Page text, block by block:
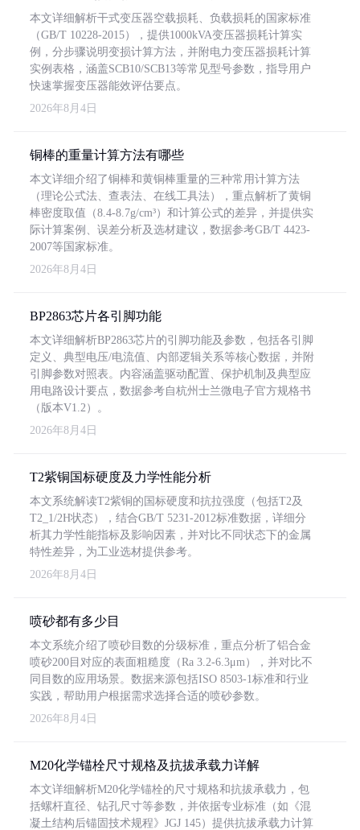
本文详细解析干式变压器空载损耗、负载损耗的国家标准
（GB/T 10228-2015），提供1000kVA变压器损耗计算实
例，分步骤说明变损计算方法，并附电力变压器损耗计算
实例表格，涵盖SCB10/SCB13等常见型号参数，指导用户
快速掌握变压器能效评估要点。
2026年8月4日
铜棒的重量计算方法有哪些
本文详细介绍了铜棒和黄铜棒重量的三种常用计算方法
（理论公式法、查表法、在线工具法），重点解析了黄铜
棒密度取值（8.4-8.7g/cm³）和计算公式的差异，并提供实
际计算案例、误差分析及选材建议，数据参考GB/T 4423-
2007等国家标准。
2026年8月4日
BP2863芯片各引脚功能
本文详细解析BP2863芯片的引脚功能及参数，包括各引脚
定义、典型电压/电流值、内部逻辑关系等核心数据，并附
引脚参数对照表。内容涵盖驱动配置、保护机制及典型应
用电路设计要点，数据参考自杭州士兰微电子官方规格书
（版本V1.2）。
2026年8月4日
T2紫铜国标硬度及力学性能分析
本文系统解读T2紫铜的国标硬度和抗拉强度（包括T2及
T2_1/2H状态），结合GB/T 5231-2012标准数据，详细分
析其力学性能指标及影响因素，并对比不同状态下的金属
特性差异，为工业选材提供参考。
2026年8月4日
喷砂都有多少目
本文系统介绍了喷砂目数的分级标准，重点分析了铝合金
喷砂200目对应的表面粗糙度（Ra 3.2-6.3μm），并对比不
同目数的应用场景。数据来源包括ISO 8503-1标准和行业
实践，帮助用户根据需求选择合适的喷砂参数。
2026年8月4日
M20化学锚栓尺寸规格及抗拔承载力详解
本文详细解析M20化学锚栓的尺寸规格和抗拔承载力，包
括螺杆直径、钻孔尺寸等参数，并依据专业标准（如《混
凝土结构后锚固技术规程》JGJ 145）提供抗拔承载力计算